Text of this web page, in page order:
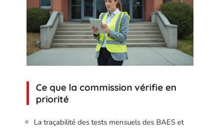
Ce que la commission vérifie en
priorité
La traçabilité des tests mensuels des BAES et